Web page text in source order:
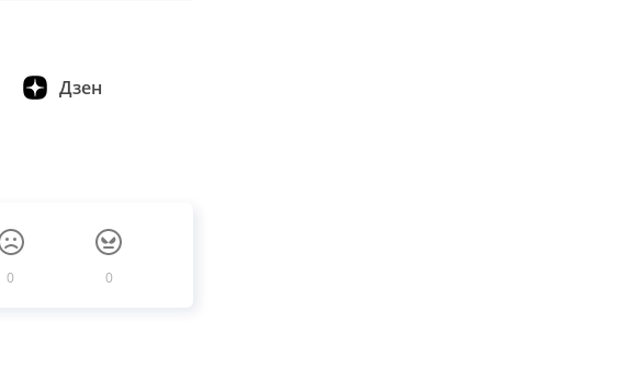
Дзен
0 0